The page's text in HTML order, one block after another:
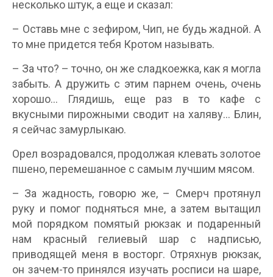
несколько штук, а еще и сказал:
– Оставь мне с зефиром, Чип, не будь жадной. А
то мне придется тебя Кротом называть.
– За что? – точно, он же сладкоежка, как я могла
забыть. А дружить с этим парнем очень, очень
хорошо… Глядишь, еще раз в то кафе с
вкусными пирожными сводит на халяву… Блин,
я сейчас замурлыкаю.
Орел возрадовался, продолжая клевать золотое
пшено, перемешанное с самым лучшим мясом.
– За жадность, говорю же, – Смерч протянул
руку и помог подняться мне, а затем вытащил
мой порядком помятый рюкзак и подаренный
нам красный гелиевый шар с надписью,
приводящей меня в восторг. Отряхнув рюкзак,
он зачем-то принялся изучать росписи на шаре,